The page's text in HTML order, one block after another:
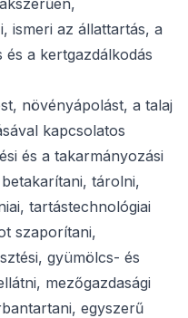
ismeri az állattartás, a
a kertgazdálkodás
növényápolást, a talaj
kapcsolatos
és a takarmányozási
tárolni,
tartástechnológiai
szaporítani,
gyümölcs- és
mezőgazdasági
egyszerű